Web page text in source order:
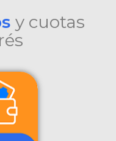
y cuotas